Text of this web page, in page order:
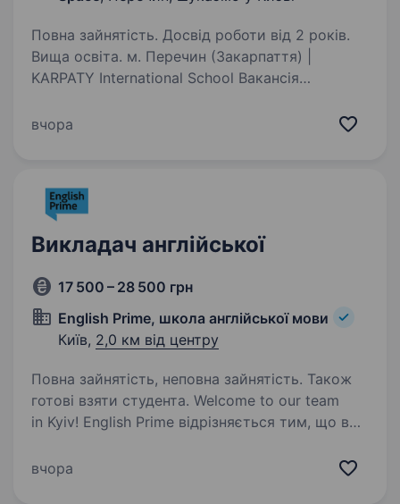
Повна зайнятість. Досвід роботи від 2 років.
Вища освіта. м. Перечин (Закарпаття) |
KARPATY International School Вакансія
International School — сучасна школа
вчора
Викладач англійської
17 500 – 28 500 грн
English Prime, школа англійської мови
Київ, 2,0 км від центру
Повна зайнятість, неповна зайнятість. Також
готові взяти студента. Welcome to our team
in Kyiv! English Prime відрізняється тим, що вже
спілкуватися англійською. Ми продовжуєм
вчора